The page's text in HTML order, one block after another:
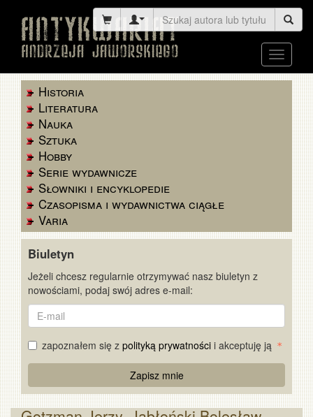
Toggle
Historia
Literatura
Nauka
Sztuka
Hobby
Serie wydawnicze
Słowniki i encyklopedie
Czasopisma i wydawnictwa ciągłe
Varia
Biuletyn
Jeżeli chcesz regularnie otrzymywać nasz biuletyn z
nowościami, podaj swój adres e-mail:
E-
mail
zapoznałem się z polityką prywatności i akceptuję ją
Captcha
Zapisz mnie